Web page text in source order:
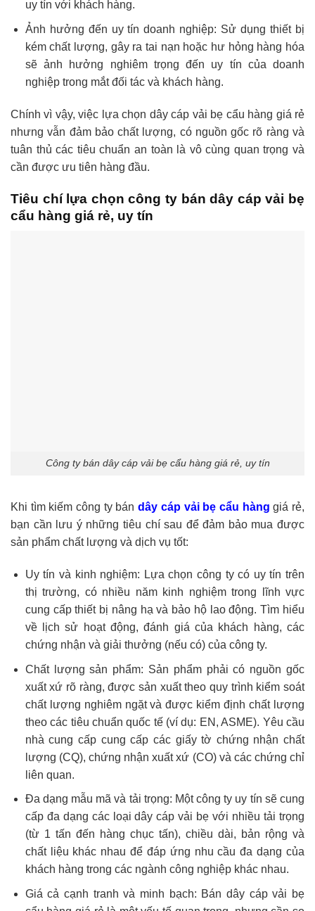
uy tín với khách hàng.
Ảnh hưởng đến uy tín doanh nghiệp: Sử dụng thiết bị
kém chất lượng, gây ra tai nạn hoặc hư hỏng hàng hóa
sẽ ảnh hưởng nghiêm trọng đến uy tín của doanh
nghiệp trong mắt đối tác và khách hàng.
Chính vì vậy, việc lựa chọn dây cáp vải bẹ cẩu hàng giá rẻ
nhưng vẫn đảm bảo chất lượng, có nguồn gốc rõ ràng và
tuân thủ các tiêu chuẩn an toàn là vô cùng quan trọng và
cần được ưu tiên hàng đầu.
Tiêu chí lựa chọn công ty bán dây cáp vải bẹ
cẩu hàng giá rẻ, uy tín
Công ty bán dây cáp vải bẹ cẩu hàng giá rẻ, uy tín
Khi tìm kiếm công ty bándây cáp vải bẹ cẩu hàng giá rẻ,
bạn cần lưu ý những tiêu chí sau để đảm bảo mua được
sản phẩm chất lượng và dịch vụ tốt:
Uy tín và kinh nghiệm: Lựa chọn công ty có uy tín trên
thị trường, có nhiều năm kinh nghiệm trong lĩnh vực
cung cấp thiết bị nâng hạ và bảo hộ lao động. Tìm hiểu
về lịch sử hoạt động, đánh giá của khách hàng, các
chứng nhận và giải thưởng (nếu có) của công ty.
Chất lượng sản phẩm: Sản phẩm phải có nguồn gốc
xuất xứ rõ ràng, được sản xuất theo quy trình kiểm soát
chất lượng nghiêm ngặt và được kiểm định chất lượng
theo các tiêu chuẩn quốc tế (ví dụ: EN, ASME). Yêu cầu
nhà cung cấp cung cấp các giấy tờ chứng nhận chất
lượng (CQ), chứng nhận xuất xứ (CO) và các chứng chỉ
liên quan.
Đa dạng mẫu mã và tải trọng: Một công ty uy tín sẽ cung
cấp đa dạng các loại dây cáp vải bẹ với nhiều tải trọng
(từ 1 tấn đến hàng chục tấn), chiều dài, bản rộng và
chất liệu khác nhau để đáp ứng nhu cầu đa dạng của
khách hàng trong các ngành công nghiệp khác nhau.
Giá cả cạnh tranh và minh bạch: Bán dây cáp vải bẹ